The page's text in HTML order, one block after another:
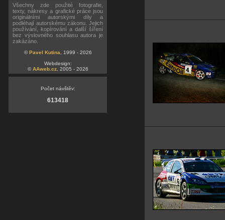
Všechny zde použité fotografie,
texty, nákresy a grafické práce jsou
originálními autorskými díly a
podléhají autorskému zákonu. Jejich
používání, kopírování a další šíření
bez výslovného souhlasu autora je
zakázáno.
©Pavel Kutina , 1999 - 2026
Webdesign:
©AAweb.cz, 2005 - 2026
Počet návštěv:
613418